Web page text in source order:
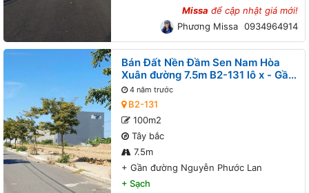
Missa để cập nhật giá mới!
Phương Missa 0934964914
Bán Đất Nền Đầm Sen Nam Hòa
Xuân đường 7.5m B2-131 lô x - Gần
đường Nguyễn Phước Lan
4 năm trước
B2-131
100m2
Tây bắc
7.5m
+ Gần đường Nguyễn Phước Lan
+ Sạch